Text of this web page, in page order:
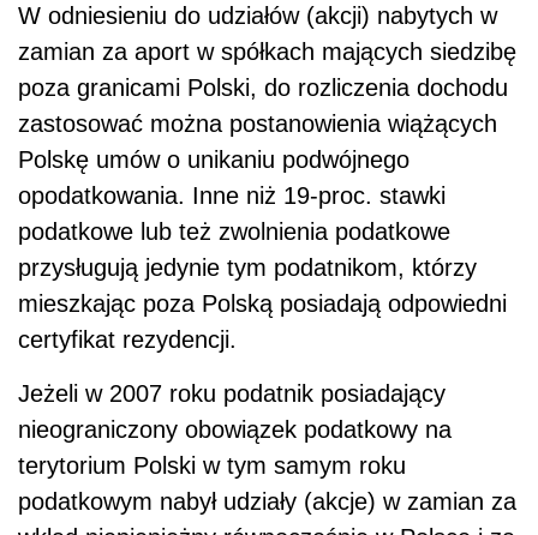
W odniesieniu do udziałów (akcji) nabytych w
zamian za aport w spółkach mających siedzibę
poza granicami Polski, do rozliczenia dochodu
zastosować można postanowienia wiążących
Polskę umów o unikaniu podwójnego
opodatkowania. Inne niż 19-proc. stawki
podatkowe lub też zwolnienia podatkowe
przysługują jedynie tym podatnikom, którzy
mieszkając poza Polską posiadają odpowiedni
certyfikat rezydencji.
Jeżeli w 2007 roku podatnik posiadający
nieograniczony obowiązek podatkowy na
terytorium Polski w tym samym roku
podatkowym nabył udziały (akcje) w zamian za